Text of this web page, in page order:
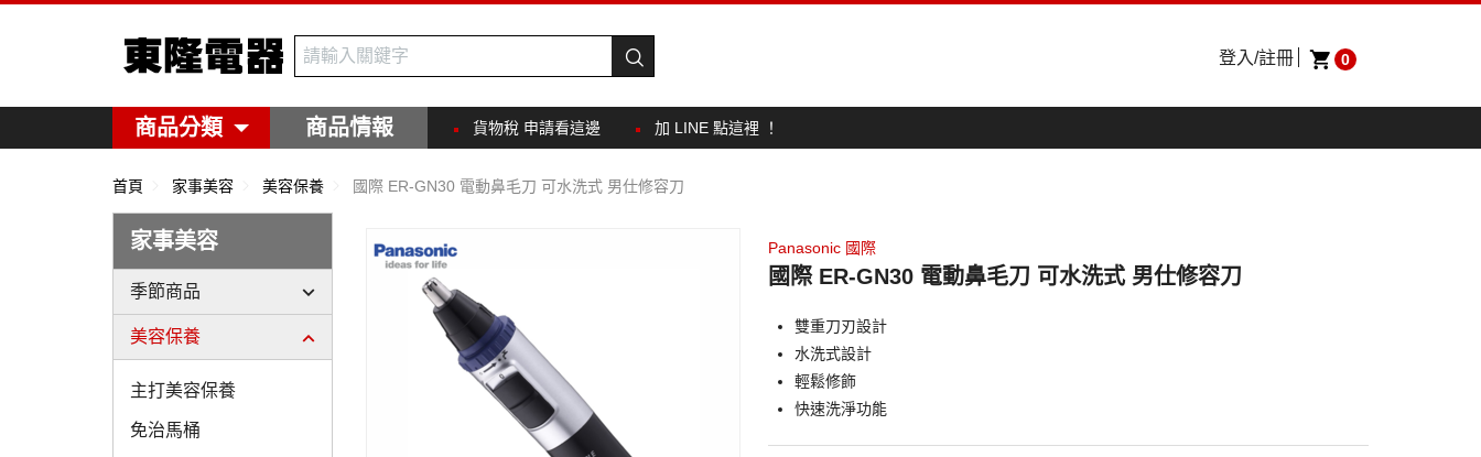
東隆電器
0
登入/註冊
商品分類 商品情報 貨物稅 申請看這邊 加 LINE 點這裡 ！
首頁 家事美容 美容保養 國際 ER-GN30 電動鼻毛刀 可水洗式 男仕修容刀
家事美容
季節商品
美容保養
主打美容保養
免治馬桶
Panasonic 國際
國際 ER-GN30 電動鼻毛刀 可水洗式 男仕修容刀
雙重刀刃設計
水洗式設計
輕鬆修飾
快速洗淨功能